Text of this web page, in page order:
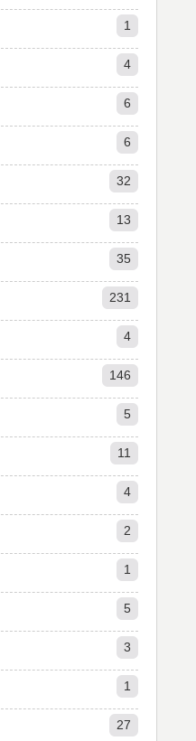
1
4
6
6
32
13
35
231
4
146
5
11
4
2
1
5
3
1
27